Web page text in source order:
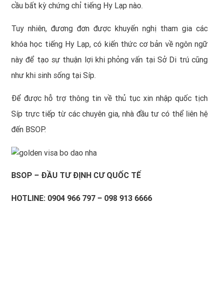
cầu bất kỳ chứng chỉ tiếng Hy Lạp nào.
Tuy nhiên, đương đơn được khuyến nghị tham gia các
khóa học tiếng Hy Lạp, có kiến thức cơ bản về ngôn ngữ
này để tạo sự thuận lợi khi phỏng vấn tại Sở Di trú cũng
như khi sinh sống tại Síp.
Để được hỗ trợ thông tin về thủ tục xin nhập quốc tịch
Síp trực tiếp từ các chuyên gia, nhà đầu tư có thể liên hệ
đến BSOP.
BSOP – ĐẦU TƯ ĐỊNH CƯ QUỐC TẾ
HOTLINE: 0904 966 797 – 098 913 6666